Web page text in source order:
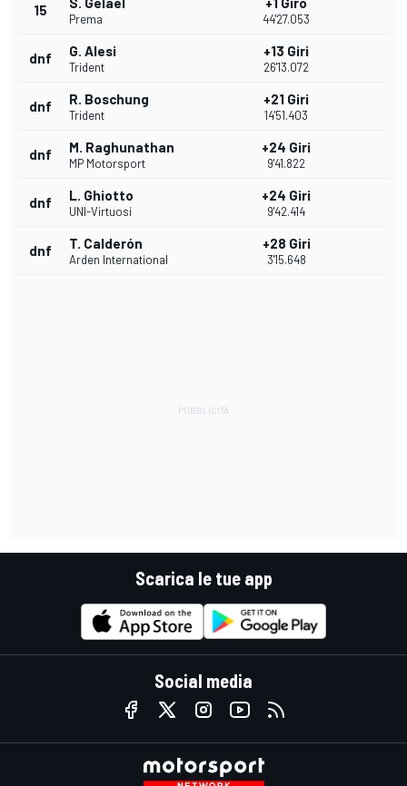
15
Prema 44'27.053
dnf G. Alesi
Trident
+13 Giri
26'13.072
dnf R. Boschung
Trident
+21 Giri
14'51.403
dnf M. Raghunathan
MP Motorsport
+24 Giri
9'41.822
dnf L. Ghiotto
UNI-Virtuosi
+24 Giri
9'42.414
dnf T. Calderón
Arden International
+28 Giri
3'15.648
Scarica le tue app
Social media